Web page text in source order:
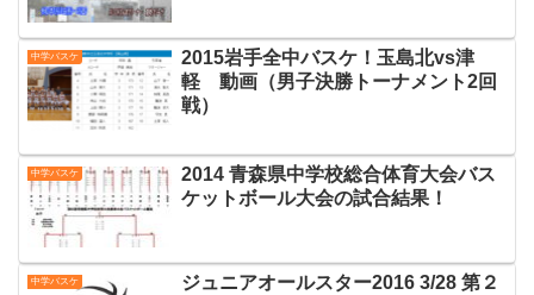
中学バスケ
2015岩手全中バスケ！玉島北vs津
軽 動画（男子決勝トーナメント2回
戦）
中学バスケ
2014 青森県中学校総合体育大会バス
ケットボール大会の試合結果！
中学バスケ
ジュニアオールスター2016 3/28 第２